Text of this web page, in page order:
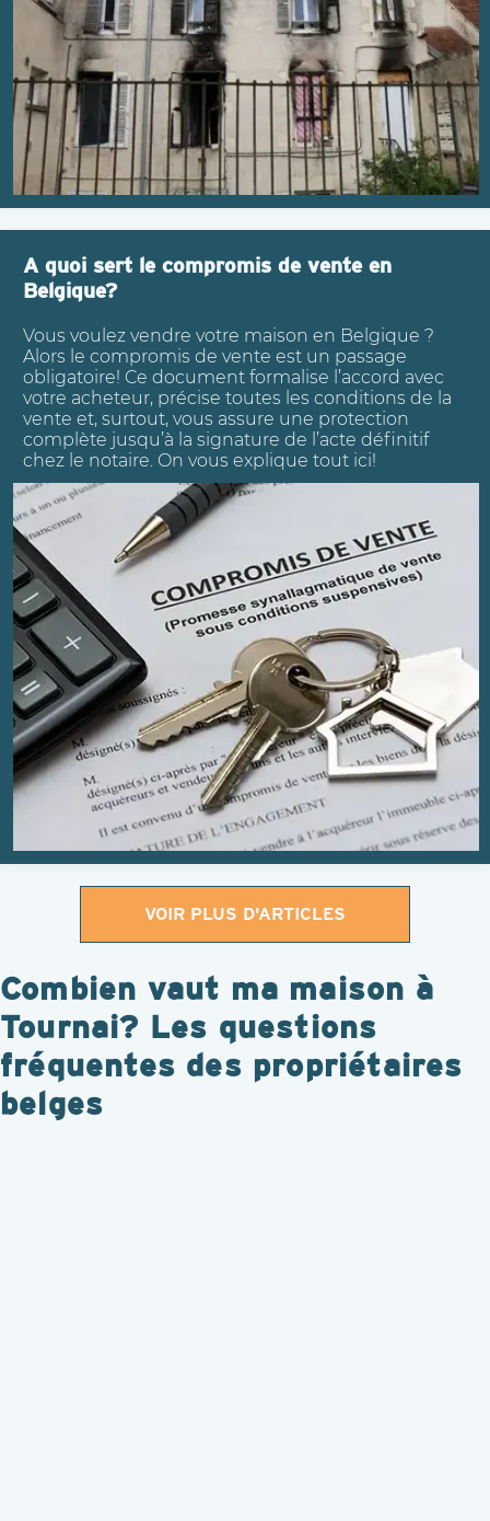
A quoi sert le compromis de vente en
Belgique?
Vous voulez vendre votre maison en Belgique ?
Alors le compromis de vente est un passage
obligatoire! Ce document formalise l’accord avec
votre acheteur, précise toutes les conditions de la
vente et, surtout, vous assure une protection
complète jusqu’à la signature de l’acte définitif
chez le notaire. On vous explique tout ici!
VOIR PLUS D'ARTICLES
Combien vaut ma maison à
Tournai? Les questions
fréquentes des propriétaires
belges